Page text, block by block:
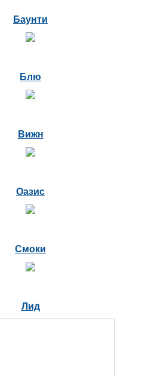
Баунти
Блю
Вижн
Оазис
Смоки
Лид